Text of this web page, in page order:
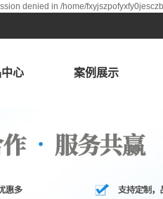
denied in /home/
心 案例展示